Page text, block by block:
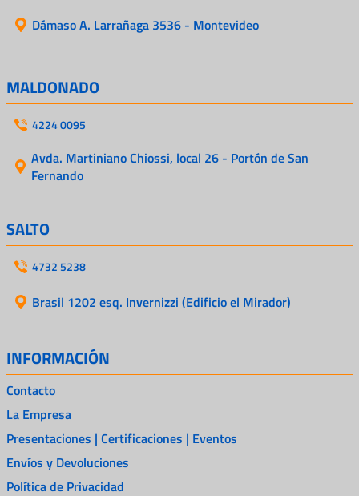
Dámaso A. Larrañaga 3536 - Montevideo
MALDONADO
4224 0095
Avda. Martiniano Chiossi, local 26 - Portón de San
Fernando
SALTO
4732 5238
Brasil 1202 esq. Invernizzi (Edificio el Mirador)
INFORMACIÓN
Contacto
La Empresa
Presentaciones | Certificaciones | Eventos
Envíos y Devoluciones
Política de Privacidad